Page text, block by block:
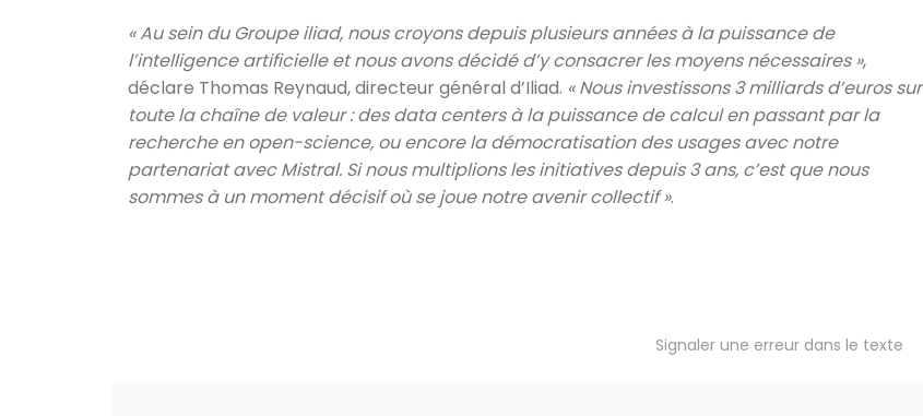
« Au sein du Groupe iliad, nous croyons depuis plusieurs années à la puissance de
l’intelligence artificielle et nous avons décidé d’y consacrer les moyens nécessaires »,
déclare Thomas Reynaud, directeur général d’Iliad. « Nous investissons 3 milliards d’euros sur
toute la chaîne de valeur : des data centers à la puissance de calcul en passant par la
recherche en open-science, ou encore la démocratisation des usages avec notre
partenariat avec Mistral. Si nous multiplions les initiatives depuis 3 ans, c’est que nous
sommes à un moment décisif où se joue notre avenir collectif ».
Signaler une erreur dans le texte